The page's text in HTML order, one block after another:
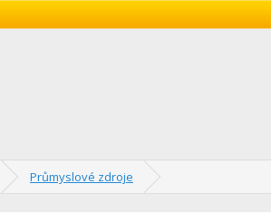
Průmyslové zdroje